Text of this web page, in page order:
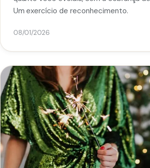
Um exercício de reconhecimento.
08/01/2026